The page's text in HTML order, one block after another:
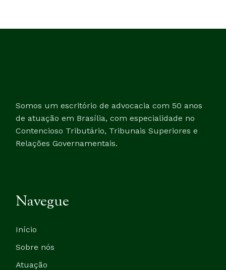
Somos um escritório de advocacia com 50 anos
de atuação em Brasília, com especialidade no
Contencioso Tributário, Tribunais Superiores e
Relações Governamentais.
Navegue
Início
Sobre nós
Atuação